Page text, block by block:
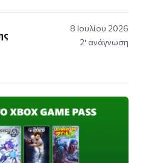
8 Ιουλίου 2026
2′ ανάγνωση